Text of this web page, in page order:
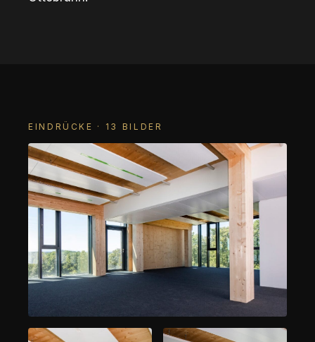
EINDRÜCKE · 13 BILDER